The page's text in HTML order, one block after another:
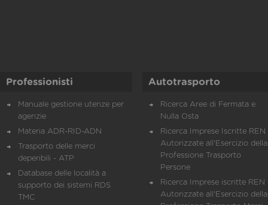
Professionisti
Manuale gestione utenze per
agenzie
Materia ADR-RID-ADN
Trasporto delle merci
deperibili - ATP
Database delle località a
supporto dei sistemi RDS
TMC
Autotrasporto
Ricerca Aree di Fermata e
Nulla Osta
Ricerca Imprese Iscritte REN
Autorizzate all'Esercizio della
Professione Trasporto
Persone
Ricerca Imprese iscritte REN
Autorizzate all'Esercizio della